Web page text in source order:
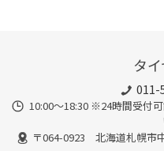
タ
011-
10:00～18:30 ※24時間受付
〒064-0923 北海道札幌市